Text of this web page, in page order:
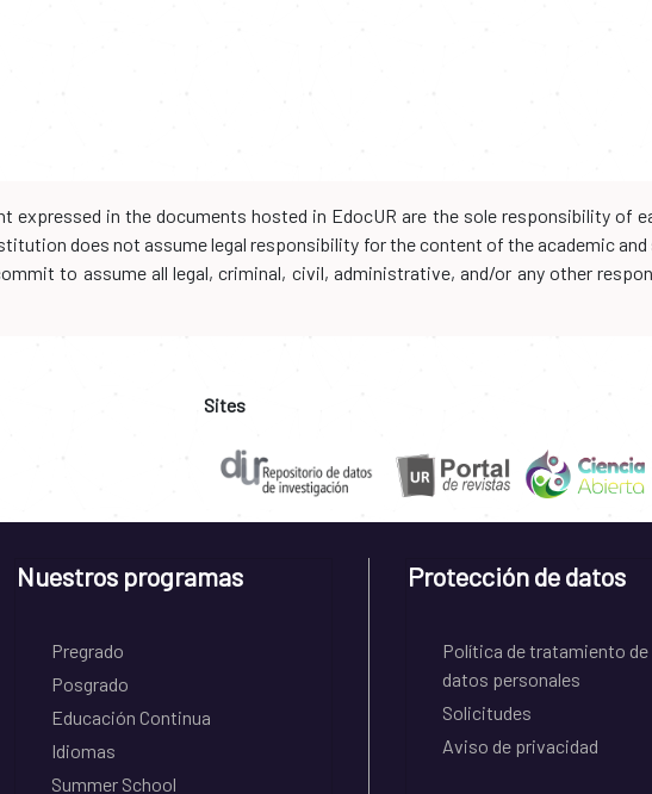
expressed in the documents hosted in EdocUR are the sole responsibility of
does not assume legal responsibility for the content of the academic
to assume all legal, criminal, civil, administrative, and/or any other
Sites
Nuestros programas
Pregrado
Posgrado
Educación Continua
Idiomas
Summer School
Protección de datos
Política de tratamiento de
datos personales
Solicitudes
Aviso de privacidad